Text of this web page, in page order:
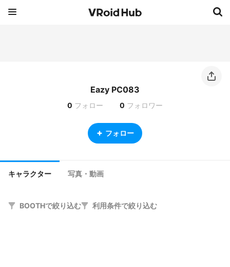
Eazy PC083
0 フォロー 0 フォロワー
フォロー
キャラクター 写真・動画
BOOTHで絞り込む 利用条件で絞り込む